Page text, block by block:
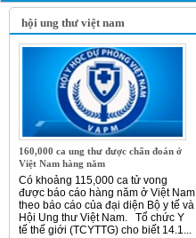
hội ung thư việt nam
160,000 ca ung thư được chẩn đoán ở
Việt Nam hàng năm
Có khoảng 115,000 ca tử vong
được báo cáo hàng năm ở Việt Nam
theo báo cáo của đại diện Bộ y tế và
Hội Ung thư Việt Nam. Tổ chức Y
tế thế giới (TCYTTG) cho biết 14.1...